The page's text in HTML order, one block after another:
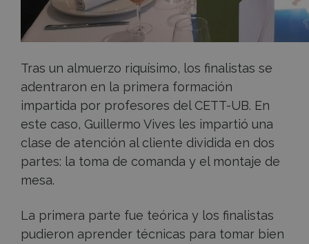
Tras un almuerzo riquísimo, los finalistas se
adentraron en la primera formación
impartida por profesores del CETT-UB. En
este caso, Guillermo Vives les impartió una
clase de atención al cliente dividida en dos
partes: la toma de comanda y el montaje de
mesa.
La primera parte fue teórica y los finalistas
pudieron aprender técnicas para tomar bien